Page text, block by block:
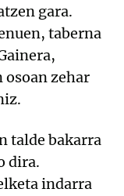
gara.
taberna
zehar
talde bakarra
dira.
indarra